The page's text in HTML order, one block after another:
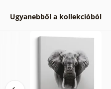
Ugyanebből a kollekcióból